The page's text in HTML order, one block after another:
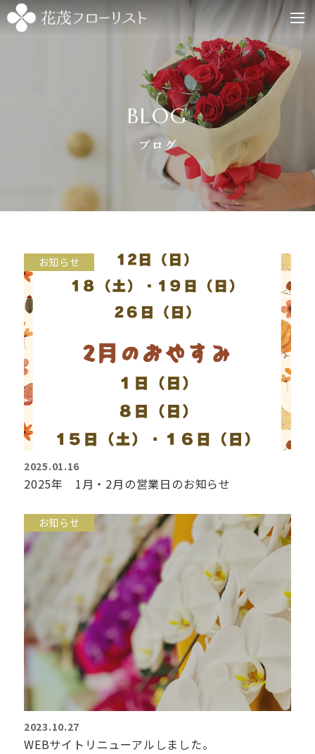
BLOG
ブログ
お知らせ
2025.01.16
2025年 1月・2月の営業日のお知らせ
お知らせ
2023.10.27
WEBサイトリニューアルしました。